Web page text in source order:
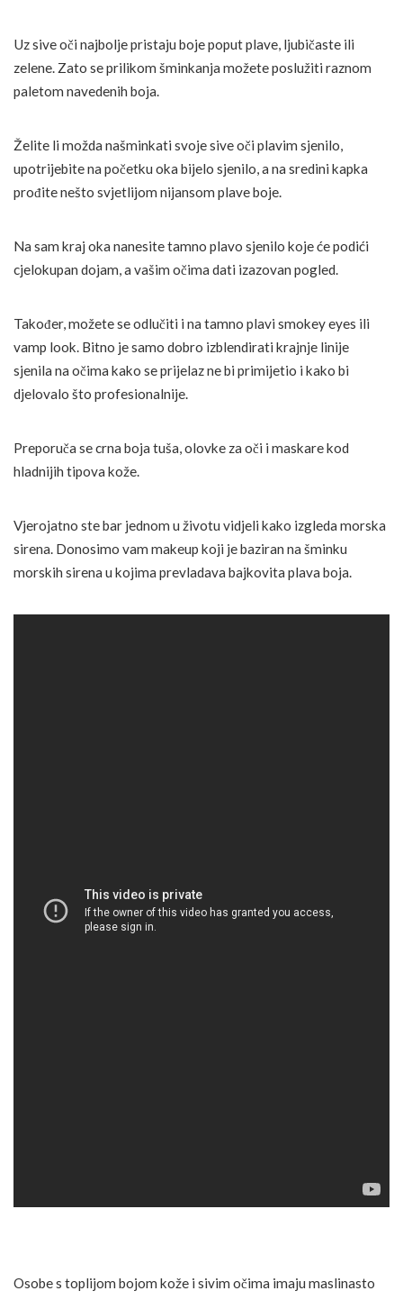
Uz sive oči najbolje pristaju boje poput plave, ljubičaste ili
zelene. Zato se prilikom šminkanja možete poslužiti raznom
paletom navedenih boja.
Želite li možda našminkati svoje sive oči plavim sjenilo,
upotrijebite na početku oka bijelo sjenilo, a na sredini kapka
prođite nešto svjetlijom nijansom plave boje.
Na sam kraj oka nanesite tamno plavo sjenilo koje će podići
cjelokupan dojam, a vašim očima dati izazovan pogled.
Također, možete se odlučiti i na tamno plavi smokey eyes ili
vamp look. Bitno je samo dobro izblendirati krajnje linije
sjenila na očima kako se prijelaz ne bi primijetio i kako bi
djelovalo što profesionalnije.
Preporuča se crna boja tuša, olovke za oči i maskare kod
hladnijih tipova kože.
Vjerojatno ste bar jednom u životu vidjeli kako izgleda morska
sirena. Donosimo vam makeup koji je baziran na šminku
morskih sirena u kojima prevladava bajkovita plava boja.
Osobe s toplijom bojom kože i sivim očima imaju maslinasto